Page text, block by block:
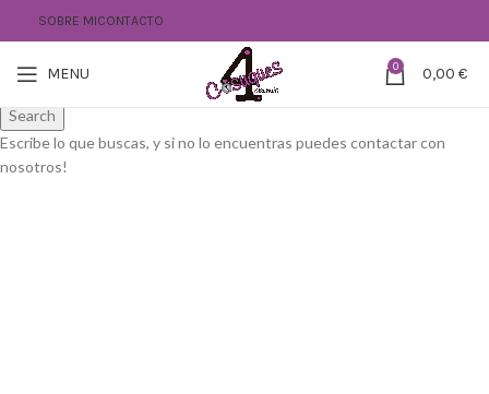
SOBRE MICONTACTO
MENU 0 0,00€
Search
Escribe lo que buscas, y si no lo encuentras puedes contactar con
nosotros!